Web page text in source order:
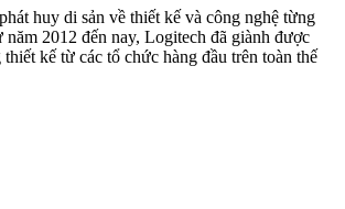
huy di sản về thiết kế và công nghệ từng
2012 đến nay, Logitech đã giành được
kế từ các tổ chức hàng đầu trên toàn thế